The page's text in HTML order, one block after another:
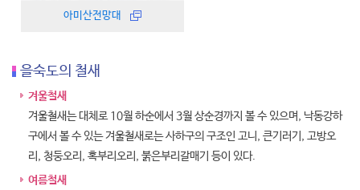
아미산전망대
을숙도의 철새
겨울철새
겨울철새는 대체로 10월 하순에서 3월 상순경까지 볼 수 있으며, 낙동강하
구에서 볼 수 있는 겨울철새로는 사하구의 구조인 고니, 큰기러기, 고방오
리, 청둥오리, 혹부리오리, 붉은부리갈매기 등이 있다.
여름철새